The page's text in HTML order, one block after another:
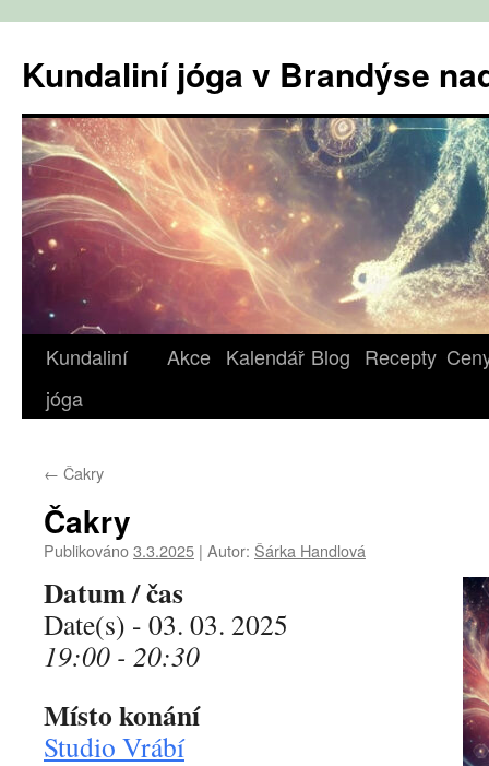
obsahu
webu
Kundaliní jóga v Brandýse
Kundaliní
jóga
Akce Kalendář Blog Recepty
← Čakry
Čakry
Publikováno3.3.2025 | Autor: Šárka Handlová
Datum / čas
Date(s) - 03. 03. 2025
19:00 - 20:30
Místo konání
Studio Vrábí